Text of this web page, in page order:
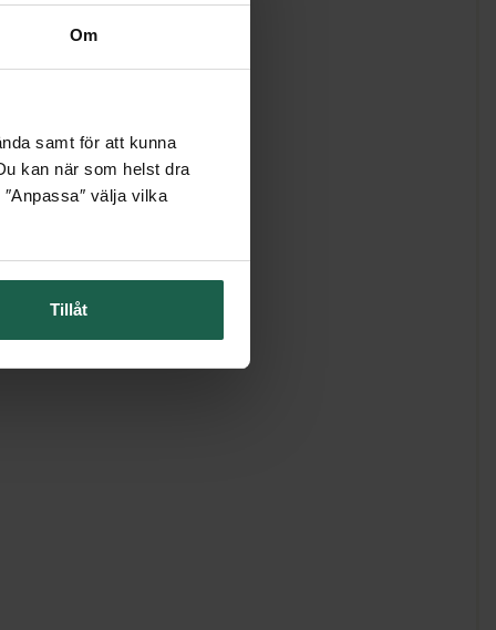
Om
samt för att kunna
kan när som helst dra
välja vilka
Tillåt